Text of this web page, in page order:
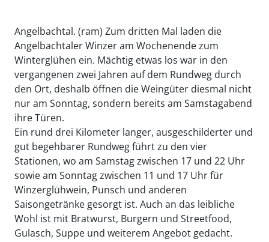
Angelbachtal. (ram) Zum dritten Mal laden die
Angelbachtaler Winzer am Wochenende zum
Winterglühen ein. Mächtig etwas los war in den
vergangenen zwei Jahren auf dem Rundweg durch
den Ort, deshalb öffnen die Weingüter diesmal nicht
nur am Sonntag, sondern bereits am Samstagabend
ihre Türen.
Ein rund drei Kilometer langer, ausgeschilderter und
gut begehbarer Rundweg führt zu den vier
Stationen, wo am Samstag zwischen 17 und 22 Uhr
sowie am Sonntag zwischen 11 und 17 Uhr für
Winzerglühwein, Punsch und anderen
Saisongetränke gesorgt ist. Auch an das leibliche
Wohl ist mit Bratwurst, Burgern und Streetfood,
Gulasch, Suppe und weiterem Angebot gedacht.